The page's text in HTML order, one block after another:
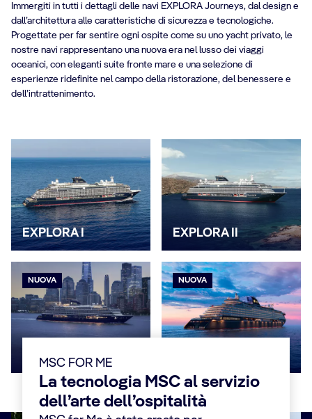
Immergiti in tutti i dettagli delle navi EXPLORA Journeys, dal design e
dall’architettura alle caratteristiche di sicurezza e tecnologiche.
Progettate per far sentire ogni ospite come su uno yacht privato, le
nostre navi rappresentano una nuova era nel lusso dei viaggi
oceanici, con eleganti suite fronte mare e una selezione di
esperienze ridefinite nel campo della ristorazione, del benessere e
dell’intrattenimento.
EXPLORA I EXPLORA II
NUOVA
EXPLORA III
NUOVA
MSC FOR ME
La tecnologia MSC al servizio
dell’arte dell’ospitalità